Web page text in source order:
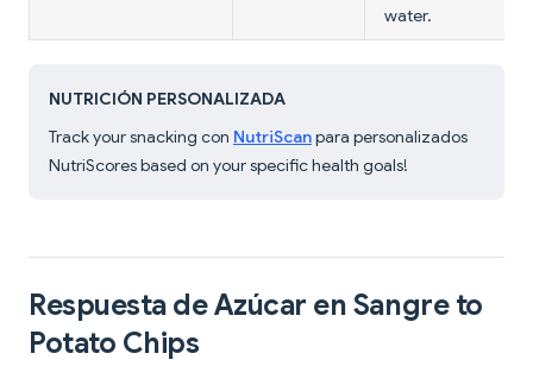
water.
NUTRICIÓN PERSONALIZADA
Track your snacking con NutriScanpara personalizados
NutriScores based on your specific health goals!
Respuesta de Azúcar en Sangre to
Potato Chips